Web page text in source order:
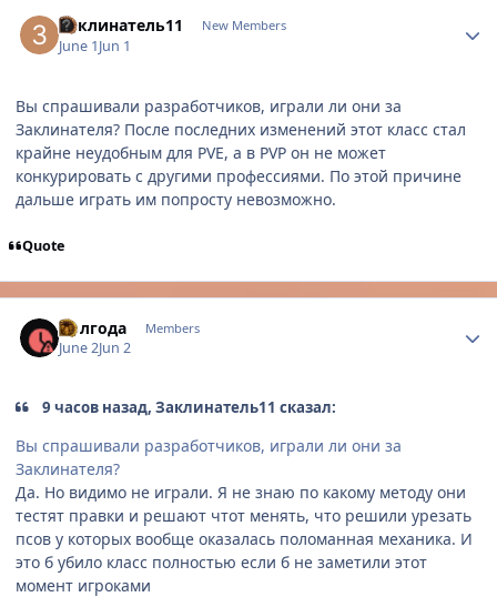
Заклинатель11 New Members
June 1Jun 1
Вы спрашивали разработчиков, играли ли они за
Заклинателя? После последних изменений этот класс стал
крайне неудобным для PVE, а в PVP он не может
конкурировать с другими профессиями. По этой причине
дальше играть им попросту невозможно.
Quote
Полгода Members
June 2Jun 2
9 часов назад, Заклинатель11 сказал:
Вы спрашивали разработчиков, играли ли они за
Заклинателя?
Да. Но видимо не играли. Я не знаю по какому методу они
тестят правки и решают чтот менять, что решили урезать
псов у которых вообще оказалась поломанная механика. И
это б убило класс полностью если б не заметили этот
момент игроками